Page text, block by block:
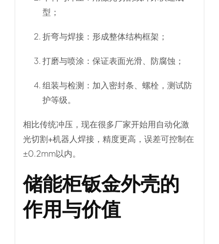
型；
折弯与焊接：形成整体结构框架；
打磨与喷涂 ：保证表面光滑、防腐蚀；
组装与检测 ：加入密封条、螺栓，测试防
护等级。
相比传统冲压，现在很多厂家开始用自动化激
光切割+机器人焊接，精度更高，误差可控制在
±0.2mm以内。
储能柜钣金外壳的
作用与价值